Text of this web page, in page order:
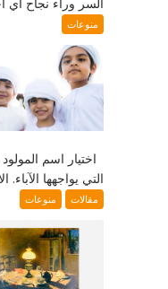
منوعات
اختيار اسم
التي يواجهها
مقالات منوعات